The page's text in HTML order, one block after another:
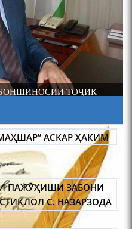
/
ТОҶИК
АСКАР ҲАКИМ
ПАЖӮҲИШИ ЗАБОНИ
С. НАЗАРЗОДА